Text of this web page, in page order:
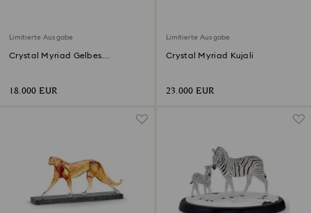
Limitierte Ausgabe
Crystal Myriad Gelbes
18.000 EUR
Limitierte Ausgabe
Crystal Myriad Kujali
23.000 EUR